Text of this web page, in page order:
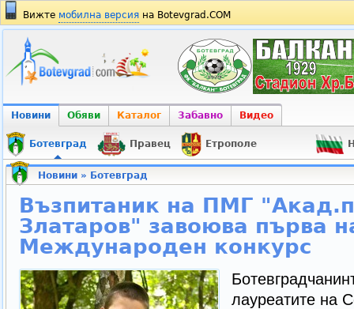
Вижте мобилна версия на Botevgrad.COM
Новини Обяви Каталог Забавно Видео
Ботевград Правец Етрополе
Новини» Ботевград
Възпитаник на ПМГ
Златаров" завоюва първа
Международен конкурс
лауреатите на